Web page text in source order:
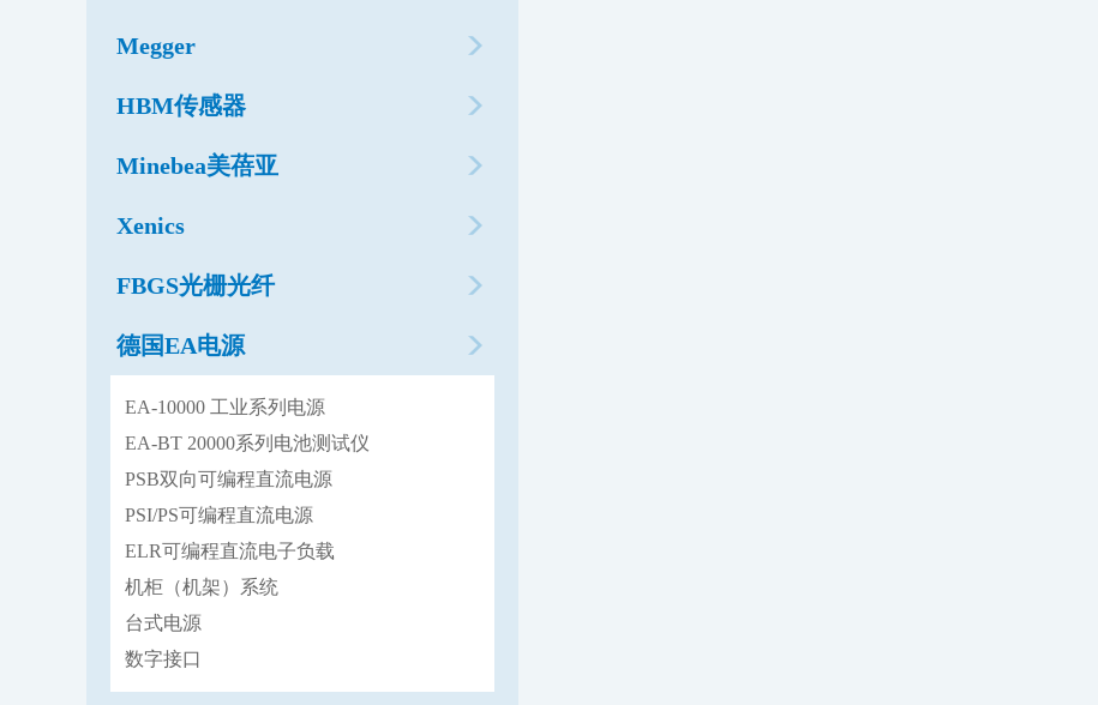
Megger
HBM传感器
Minebea美蓓亚
Xenics
FBGS光栅光纤
德国EA电源
EA-10000 工业系列电源
EA-BT 20000系列电池测试仪
PSB双向可编程直流电源
PSI/PS可编程直流电源
ELR可编程直流电子负载
机柜（机架）系统
台式电源
数字接口